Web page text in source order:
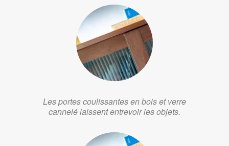
Les portes coulissantes en bois et verre
cannelé laissent entrevoir les objets.